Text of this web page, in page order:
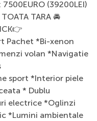
7500EURO (39200LEI)
TARA 🚘
Pachet *Bi-xenon
volan *Navigatie
sport *Interior piele
* Dublu
electrice *Oglinzi
*Lumini ambientale